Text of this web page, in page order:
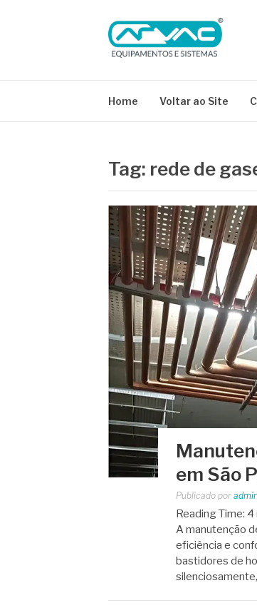
BLOG
Home Voltar ao Site
Tag: rede de
em São
Publicado por
Reading Time: 4
A manutenção
eficiência e
bastidores de